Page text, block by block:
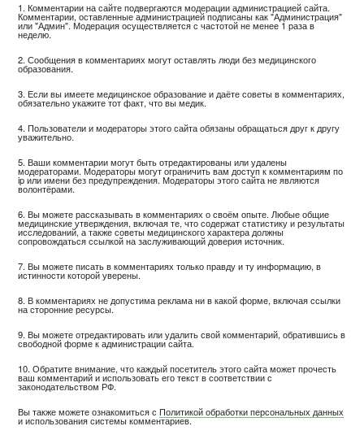
1. Комментарии на сайте подвергаются модерации администрацией сайта.
Комментарии, оставленные администрацией подписаны как "Администрация"
или "Админ". Модерация осуществляется с частотой не менее 1 раза в
неделю.
2. Сообщения в комментариях могут оставлять люди без медицинского
образования.
3. Если вы имеете медицинское образование и даёте советы в комментариях,
обязательно укажите тот факт, что вы медик.
4. Пользователи и модераторы этого сайта обязаны обращаться друг к другу
уважительно.
5. Ваши комментарии могут быть отредактированы или удалены
модераторами. Модераторы могут ограничить вам доступ к комментариям по
ip или имени без предупреждения. Модераторы этого сайта не являются
волонтёрами.
6. Вы можете рассказывать в комментариях о своём опыте. Любые общие
медицинские утверждения, включая те, что содержат статистику и результаты
исследований, а также советы медицинского характера должны
сопровождаться ссылкой на заслуживающий доверия источник.
7. Вы можете писать в комментариях только правду и ту информацию, в
истинности которой уверены.
8. В комментариях не допустима реклама ни в какой форме, включая ссылки
на сторонние ресурсы.
9. Вы можете отредактировать или удалить свой комментарий, обратившись в
свободной форме к администрации сайта.
10. Обратите внимание, что каждый посетитель этого сайта может прочесть
ваш комментарий и использовать его текст в соответствии с
законодательством РФ.
Вы также можете ознакомиться сПолитикой обработки персональных данных
и использования системы комментариев.